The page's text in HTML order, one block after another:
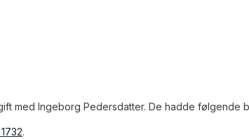
med Ingeborg Pedersdatter. De hadde følgende
.